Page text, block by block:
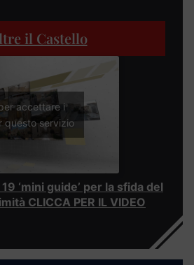
il Castello
accettare i
questo servizio
‘mini guide’ per la sfida del
CLICCA PER IL VIDEO